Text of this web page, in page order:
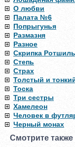
О любви
Палата №6
Попрыгунья
Размазня
Разное
Скрипка
Степь
Страх
Толстый и
Тоска
Три сестры
Хамелеон
Человек в
Черный монах
Смотрите